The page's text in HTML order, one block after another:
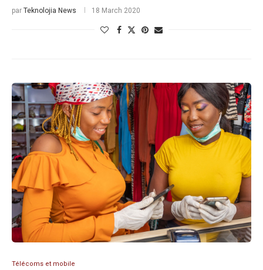
par Teknolojia News 18 March 2020
Télécoms et mobile